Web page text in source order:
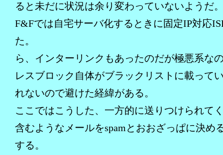
ると未だに状況は余り変わっていないようだ
F&Fでは自宅サーバ化するときに固定IP対応
た。
ら、インターリンクもあったのだが極悪系な
レスブロック自体がブラックリストに載って
れないので避けた経緯がある。
ここではこうした、一方的に送りつけられて
含むようなメールをspamとおおざっぱに決め
する。